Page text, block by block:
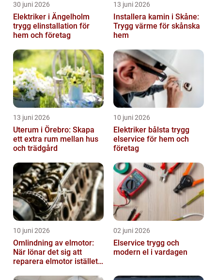
30 juni 2026
Elektriker i Ängelholm
trygg elinstallation för
hem och företag
13 juni 2026
Installera kamin i Skåne:
Trygg värme för skånska
hem
13 juni 2026
Uterum i Örebro: Skapa
ett extra rum mellan hus
och trädgård
10 juni 2026
Elektriker bålsta trygg
elservice för hem och
företag
10 juni 2026
Omlindning av elmotor:
När lönar det sig att
reparera elmotor istället
02 juni 2026
Elservice trygg och
modern el i vardagen